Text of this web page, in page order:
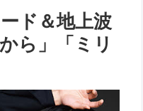
ド＆地上波
ら」「ミリ